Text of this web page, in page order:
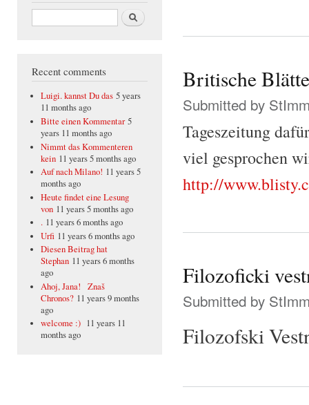
Search
Recent comments
Luigi. kannst Du das 5 years
11 months ago
Bitte einen Kommentar 5
years 11 months ago
Nimmt das Kommenteren
kein 11 years 5 months ago
Auf nach Milano! 11 years 5
months ago
Heute findet eine Lesung
von 11 years 5 months ago
. 11 years 6 months ago
Urfi 11 years 6 months ago
Diesen Beitrag hat
Stephan 11 years 6 months
ago
Ahoj, Jana! Znaš
Chronos? 11 years 9 months
ago
welcome :) 11 years 11
months ago
Britische
Submitted by
Tageszeitung
viel gesprochen
http://
Filozoficki
Submitted by
Filozofski